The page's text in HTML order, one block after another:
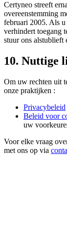
Certyneo streeft
overeenstemming
februari 2005. Als
verhindert toegang
stuur ons alstublieft
10. Nuttige
Om uw rechten uit
onze praktijken :
Privacybeleid
Beleid voor
uw
Voor elke vraag
met ons op via